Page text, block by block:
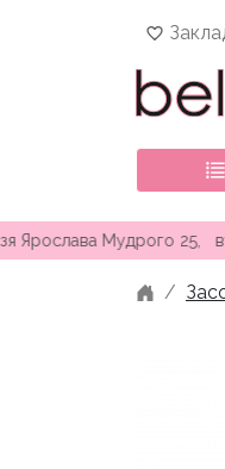
25, вул.